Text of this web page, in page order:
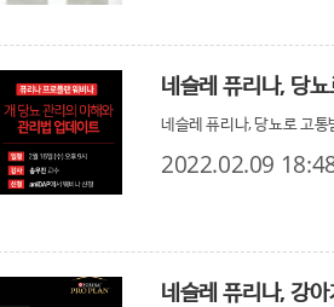
네슬레 퓨리나, 당뇨로 고
2022.02.09
네슬레 퓨리나, 강